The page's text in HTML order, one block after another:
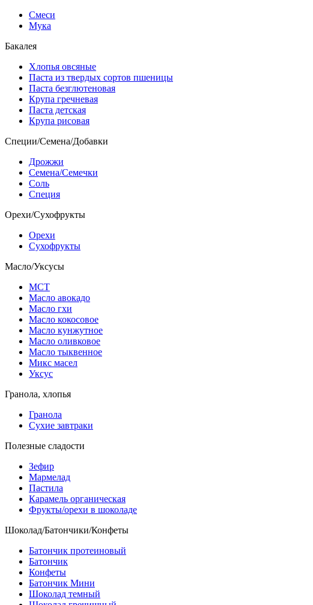
Смеси
Мука
Бакалея
Хлопья овсяные
Паста из твердых сортов пшеницы
Паста безглютеновая
Крупа гречневая
Паста детская
Крупа рисовая
Специи/Семена/Добавки
Дрожжи
Семена/Семечки
Соль
Специя
Орехи/Сухофрукты
Орехи
Сухофрукты
Масло/Уксусы
МСТ
Масло авокадо
Масло гхи
Масло кокосовое
Масло кунжутное
Масло оливковое
Масло тыквенное
Микс масел
Уксус
Гранола, хлопья
Гранола
Сухие завтраки
Полезные сладости
Зефир
Мармелад
Пастила
Карамель органическая
Фрукты/орехи в шоколаде
Шоколад/Батончики/Конфеты
Батончик протеиновый
Батончик
Конфеты
Батончик Мини
Шоколад темный